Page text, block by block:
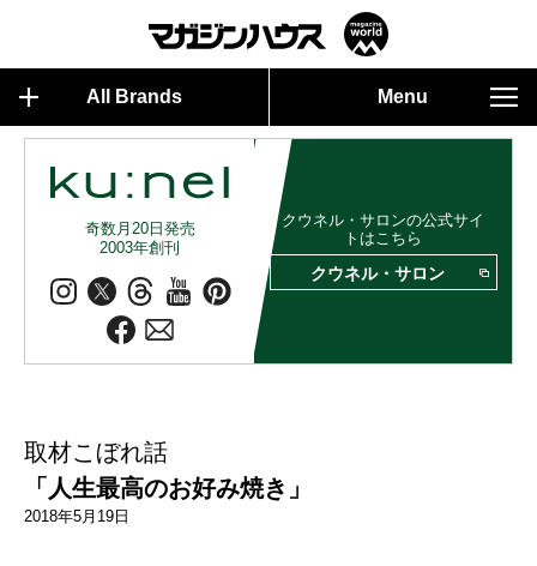
All Brands Menu
奇数月20日発売
2003年創刊
クウネル・サロンの公式サイ
トはこちら
クウネル・サロン
取材こぼれ話
「人生最高のお好み焼き」
2018年5月19日